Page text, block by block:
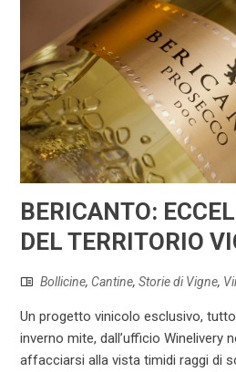
BERICANTO:
DEL TERRITORIO
Bollicine, Cantine,Storie di Vigne,
Un progetto vinicolo esclusivo, tutto
inverno mite, dall’ufficio Winelivery
affacciarsi alla vista timidi raggi di